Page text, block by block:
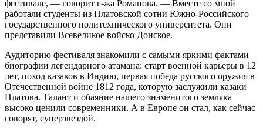
фестивале, — говорит г-жа Романова. — Вместе со мной
работали студенты из Платовской сотни Южно-Российского
государственного политехнического университета. Они
представили Всевеликое войско Донское.
Аудиторию фестиваля знакомили с самыми яркими фактами
биографии легендарного атамана: старт военной карьеры в 12
лет, поход казаков в Индию, первая победа русского оружия в
Отечественной войне 1812 года, которую заслужили казаки
Платова. Талант и обаяние нашего знаменитого земляка
высоко ценили современники. А в Европе он стал, как сейчас
говорят, суперзвездой.